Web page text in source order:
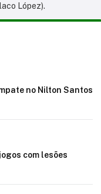
López).
no Nilton Santos
em jogos com lesões